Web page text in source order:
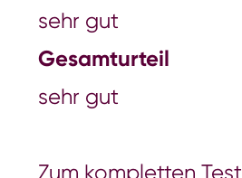
sehr gut
Gesamturteil
sehr gut
Zum kompletten